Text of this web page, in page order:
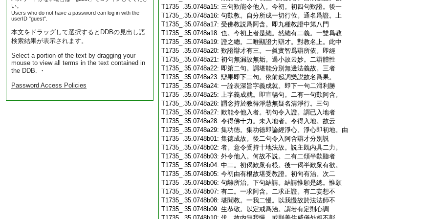
い。
Users who do not have a password can log in with the
userID "guest".
本文をドラッグして選択するとDDBの見出し語
検索結果が表示されます。
Select a portion of the text by dragging your
mouse to view all terms in the text contained in
the DDB. ・
Password Access Policies
T1735_.35.0748a15: 三句歎能令他入。今初。初四句歎證。後一
T1735_.35.0748a16: 句歎教。自分所成一切行位。通名爲證。上
T1735_.35.0748a17: 受佛教説爲阿含。即九種教證中第八門
T1735_.35.0748a18: 也。今初上者是總。然總有二義。一雙爲教
T1735_.35.0748a19: 證之總。二唯顯證力辯才。對教名上。此中
T1735_.35.0748a20: 歎證辯才有三。一眞實智爲辯所依。即經
T1735_.35.0748a21: 初句無漏故無垢。過小故云妙。二辯體性
T1735_.35.0748a22: 即第二句。謂堪能分別無邊法義故。三者
T1735_.35.0748a23: 辯果即下二句。依前起詞樂説故名爲果。
T1735_.35.0748a24: 一詮表深旨字義成就。即下一句二滑利勝
T1735_.35.0748a25: 上字義成就。即宣暢句。二有一句歎阿含。
T1735_.35.0748a26: 謂念持於教得淨慧無疑名清淨行。三句
T1735_.35.0748a27: 歎能令他入者。初句令入證。謂已入地者
T1735_.35.0748a28: 令得佛十力。未入地者。令得入地。故云
T1735_.35.0748a29: 集功徳。集功徳即論經淨心。淨心即初地。由
T1735_.35.0748b01: 集徳成故。後二句令入阿含辯才分別説
T1735_.35.0748b02: 者。意令受持十地法故。説主既内具二力。
T1735_.35.0748b03: 外令他入。何故不説。二有二頌半歎聽者
T1735_.35.0748b04: 中二。初偈歎衆有根。後一偈半歎衆有欲。
T1735_.35.0748b05: 今初由有根故堪受教證。初句有治。次二
T1735_.35.0748b06: 句離所治。下句結請。結請惟願是總。惟願
T1735_.35.0748b07: 有二。一求阿含。二求正證。有二妄想不
T1735_.35.0748b08: 堪聞教。一我二慢。以我慢故於法法師不
T1735_.35.0748b09: 生恭敬。以定戒爲治。謂若有定則心調